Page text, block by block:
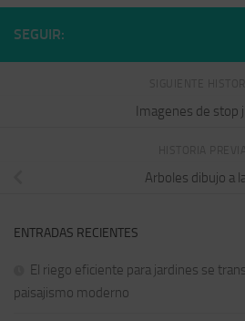
SEGUIR:
Imagenes de stop
Arboles dibujo a
ENTRADAS RECIENTES
El riego eficiente para jardines se
paisajismo moderno